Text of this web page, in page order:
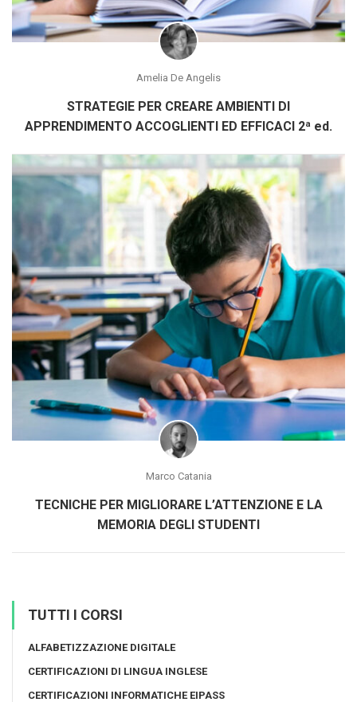
Amelia De Angelis
STRATEGIE PER CREARE AMBIENTI DI
APPRENDIMENTO ACCOGLIENTI ED EFFICACI 2ª ed.
Marco Catania
TECNICHE PER MIGLIORARE L’ATTENZIONE E LA
MEMORIA DEGLI STUDENTI
TUTTI I CORSI
ALFABETIZZAZIONE DIGITALE
CERTIFICAZIONI DI LINGUA INGLESE
CERTIFICAZIONI INFORMATICHE EIPASS